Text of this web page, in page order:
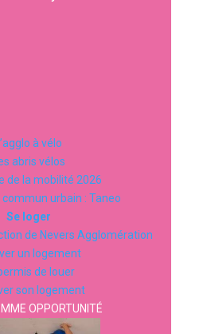
L’agglo à vélo
abris vélos
de la mobilité 2026
urbain : Taneo
Se loger
de Nevers Agglomération
un logement
permis de louer
son logement
OPPORTUNITÉ